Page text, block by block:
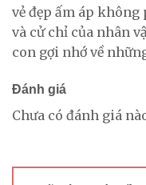
vẻ đẹp ấm áp
và cử chỉ của nhân
con gợi nhớ về
Đánh giá
Chưa có đánh giá